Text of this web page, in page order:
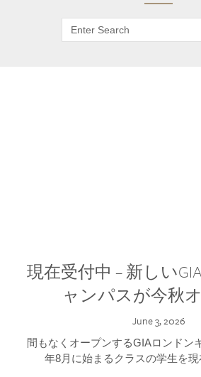
現在受付中 – 新しい
ャンパスが今秋
June 3, 2026
間もなくオープンするGIAロンドン
年8月に始まるクラスの学生を現